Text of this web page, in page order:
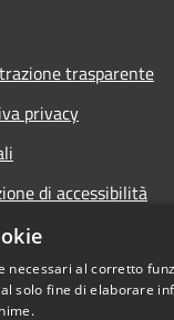
trasparente
privacy
di accessibilità
del sito
necessari al corretto
solo fine di elaborare